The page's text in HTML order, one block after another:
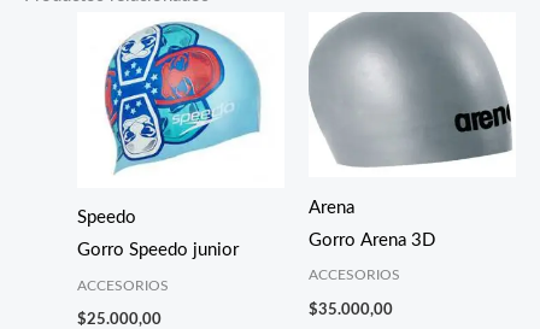
Speedo
Gorro Speedo junior
ACCESORIOS
$25.000,00
Arena
Gorro Arena 3D
ACCESORIOS
$35.000,00